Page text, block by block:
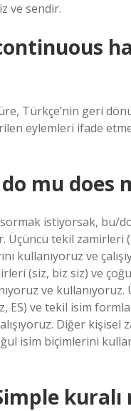
ve sendir.
Türkçe’nin geri
eylemleri ifade
mu does
istiyorsak, bu/
Üçüncü tekil zamirleri
kullanıyoruz ve
(siz, biz siz) ve
ve kullanıyoruz.
ES) ve tekil isim
Diğer kişisel
isim biçimlerini
kuralı